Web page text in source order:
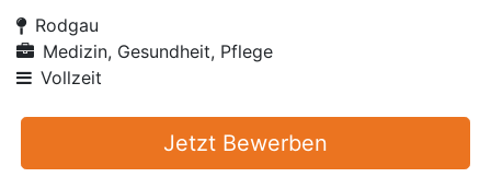
Rodgau
Medizin, Gesundheit, Pflege
Vollzeit
Jetzt Bewerben